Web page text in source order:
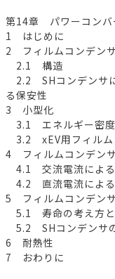
第14章 パワーコンバ
1 はじめに
2 フィルムコンデン
2.1 構造
2.2 SHコンデンサ
る保安性
3 小型化
3.1 エネルギー密度
3.2 xEV用フィルム
4 フィルムコンデン
4.1 交流電流による
4.2 直流電流によ
5 フィルムコンデン
5.1 寿命の考え方と
5.2 SHコンデンサ
6 耐熱性
7 おわりに